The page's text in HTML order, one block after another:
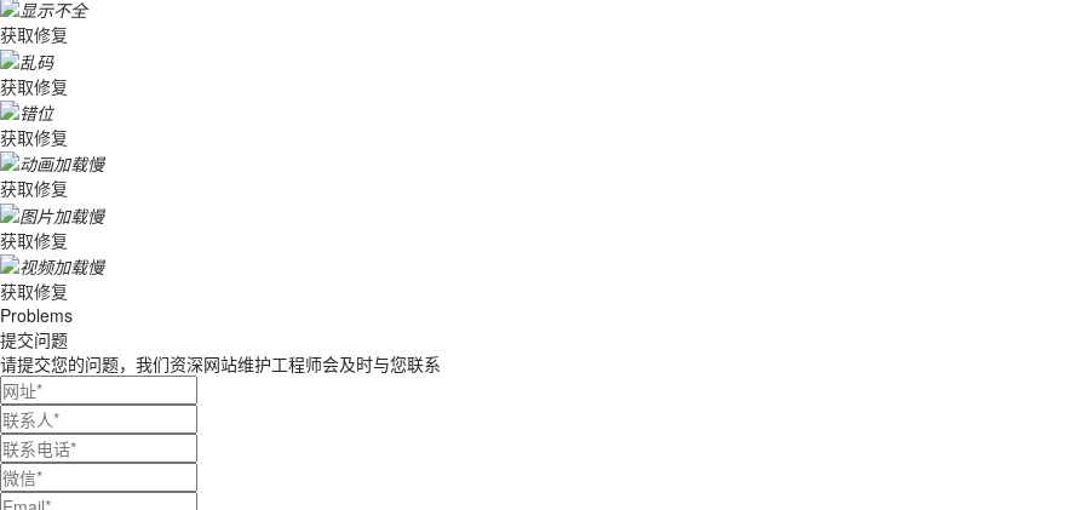
获取修复
获取修复
获取修复
获取修复
获取修复
获取修复
Problems
提交问题
请提交您的问题，我们资深网站维护工程师会及时与您联系